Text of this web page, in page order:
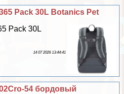
Pack 30L Botanics Pet
Pack 30L
14 07 2026 13:44:41
54 бордовый